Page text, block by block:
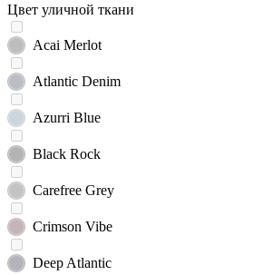
Цвет уличной ткани
Acai Merlot
Atlantic Denim
Azurri Blue
Black Rock
Carefree Grey
Crimson Vibe
Deep Atlantic